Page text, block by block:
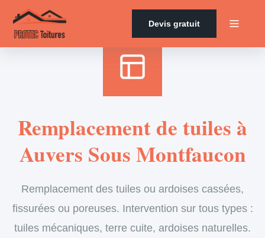
Devis gratuit
Remplacement de tuiles à
Auvers Sous Montfaucon
Remplacement des tuiles ou ardoises cassées,
fissurées ou poreuses. Intervention sur tous types :
tuiles mécaniques, terre cuite, ardoises naturelles.